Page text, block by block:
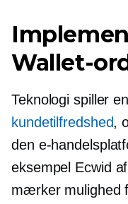
Wallet-
Teknologi spiller
kundetilfredshed,
den e-
eksempel Ecwid
mærker mulighed